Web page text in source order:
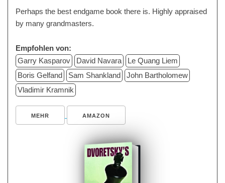
Perhaps the best endgame book there is. Highly appraised
by many grandmasters.
Empfohlen von:
Garry Kasparov
David Navara
Le Quang Liem
Boris Gelfand
Sam Shankland
John Bartholomew
Vladimir Kramnik
MEHR AMAZON